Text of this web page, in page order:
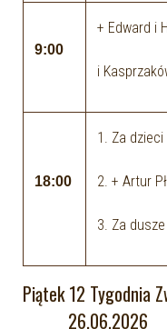
9:00
+ Edward i
i
18:00
1. Za
2. + Artur
3. Za
Piątek 12
26.06.2026